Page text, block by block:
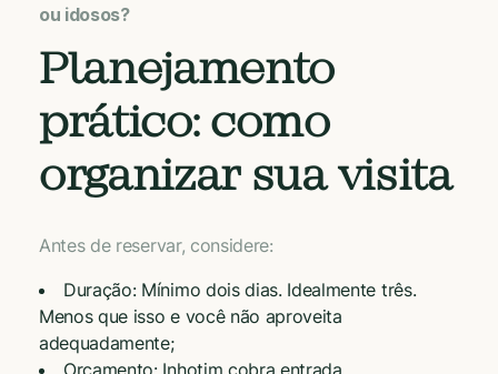
ou idosos?
Planejamento
prático: como
organizar sua visita
Antes de reservar, considere:
Duração: Mínimo dois dias. Idealmente três.
Menos que isso e você não aproveita
adequadamente;
Orçamento: Inhotim cobra entrada